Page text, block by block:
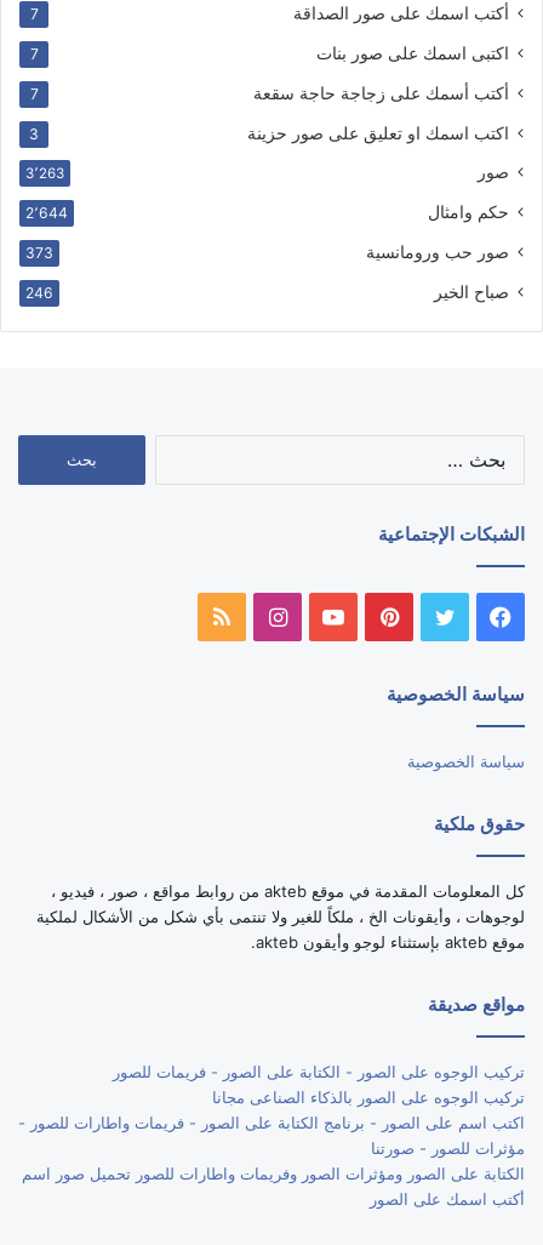
أكتب اسمك على صور الصداقة 7
اكتبى اسمك على صور بنات 7
أكتب أسمك على زجاجة حاجة سقعة 7
اكتب اسمك او تعليق على صور حزينة 3
صور 3٬263
حكم وامثال 2٬644
صور حب ورومانسية 373
صباح الخير 246
الشبكات الإجتماعية
فيسبوك تويتر بينتيريستيوتيوبانستقرامملخص
سياسة الخصوصية
سياسة الخصوصية
حقوق ملكية
كل المعلومات المقدمة في موقع akteb من روابط مواقع ، صور ، فيديو ،
لوجوهات ، وأيقونات الخ ، ملكاً للغير ولا تنتمى بأي شكل من الأشكال لملكية
موقع akteb بإستثناء لوجو وأيقون akteb.
مواقع صديقة
تركيب الوجوه على الصور - الكتابة على الصور - فريمات للصور
تركيب الوجوه على الصور بالذكاء الصناعى مجانا
اكتب اسم على الصور - برنامج الكتابة على الصور - فريمات واطارات للصور -
مؤثرات للصور - صورتنا
الكتابة على الصور ومؤثرات الصور وفريمات واطارات للصور تحميل صور اسم
أكتب اسمك على الصور